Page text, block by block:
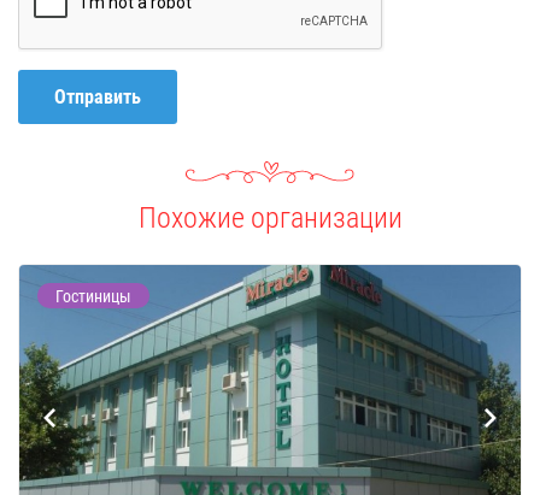
Отправить
Похожие организации
Гостиницы